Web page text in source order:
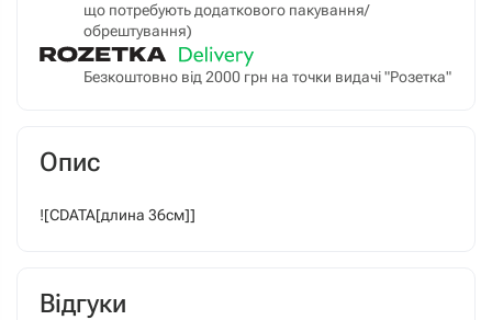
що потребують додаткового пакування/
обрештування)
Безкоштовно від 2000 грн на точки видачі "Розетка"
Опис
![CDATA[длина 36см]]
Відгуки